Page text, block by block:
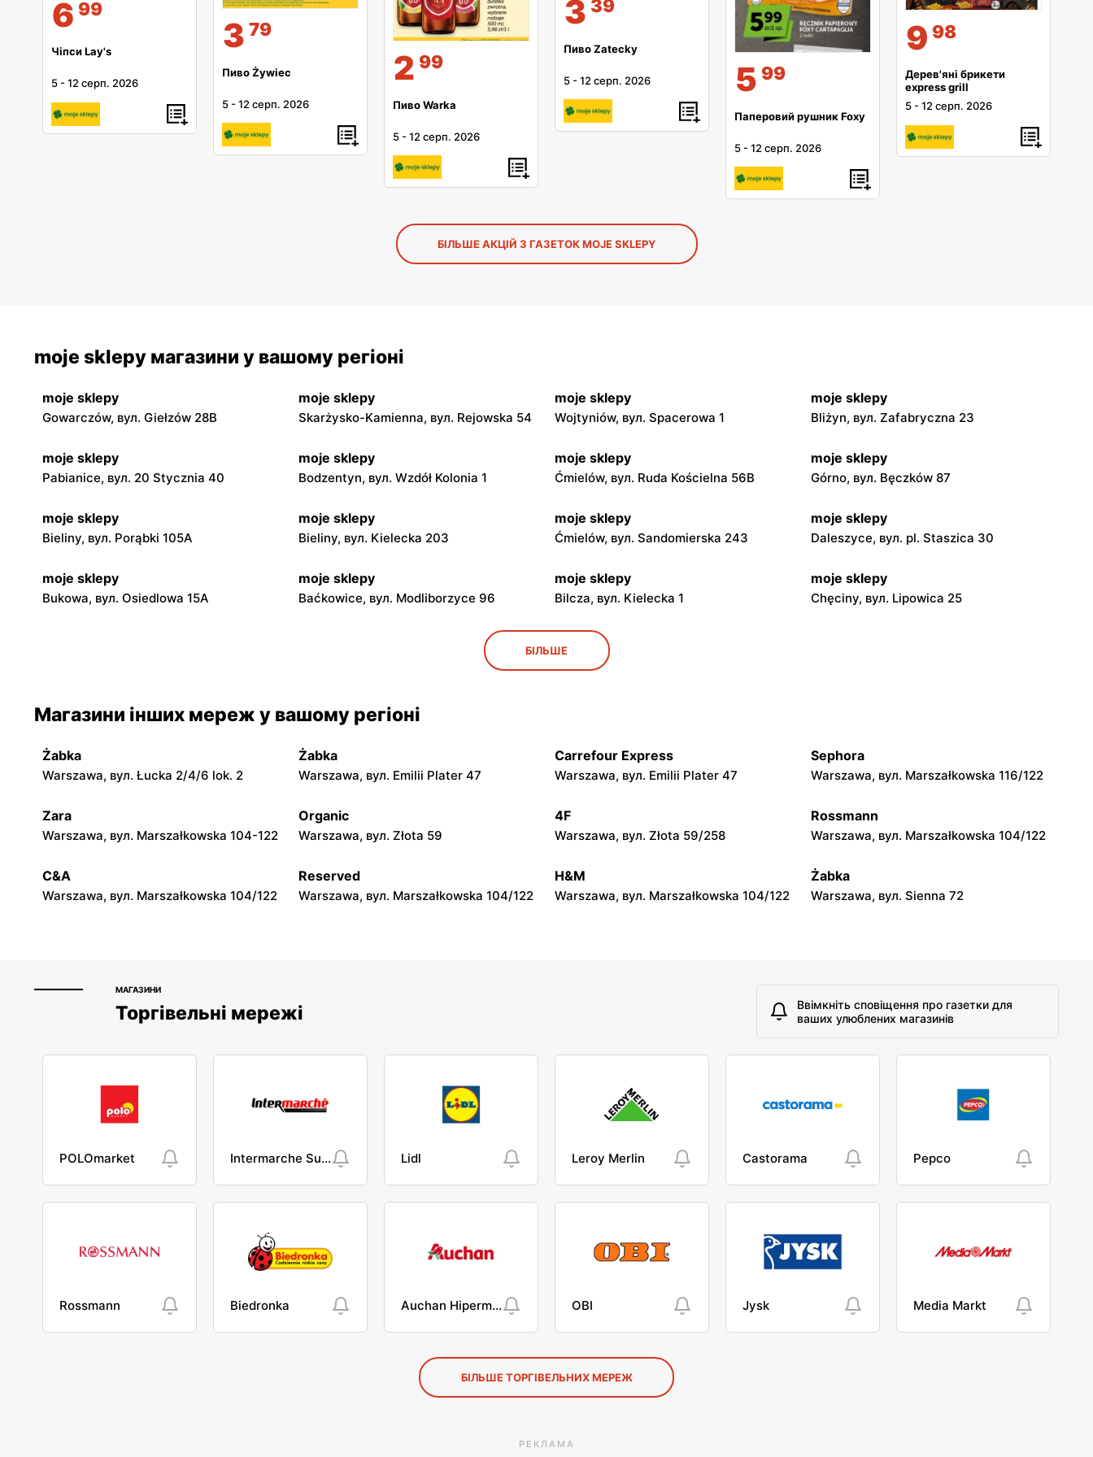
6 99
Чіпси Lay's
5 -12 серп. 2026
3 79
Пиво Żywiec
5 -12 серп. 2026
2 99
Пиво Warka
5 -12 серп. 2026
3 39
Пиво Zatecky
5 -12 серп. 2026 5 99
Паперовий рушник Foxy
5 -12 серп. 2026
9 98
Дерев'яні брикети
express grill
5 -12 серп. 2026
БІЛЬШЕ АКЦІЙ З ГАЗЕТОК MOJE SKLEPY
moje sklepy магазини у вашому регіоні
moje sklepy
Gowarczów, вул. Giełzów 28B
moje sklepy
Skarżysko-Kamienna, вул. Rejowska 54
moje sklepy
Wojtyniów, вул. Spacerowa 1
moje sklepy
Bliżyn, вул. Zafabryczna 23
moje sklepy
Pabianice, вул. 20 Stycznia 40
moje sklepy
Bodzentyn, вул. Wzdół Kolonia 1
moje sklepy
Ćmielów, вул. Ruda Kościelna 56B
moje sklepy
Górno, вул. Bęczków 87
moje sklepy
Bieliny, вул. Porąbki 105A
moje sklepy
Bieliny, вул. Kielecka 203
moje sklepy
Ćmielów, вул. Sandomierska 243
moje sklepy
Daleszyce, вул. pl. Staszica 30
moje sklepy
Bukowa, вул. Osiedlowa 15A
moje sklepy
Baćkowice, вул. Modliborzyce 96
moje sklepy
Bilcza, вул. Kielecka 1
moje sklepy
Chęciny, вул. Lipowica 25
moje sklepy
Gorzyce, вул. Szkolna 44
Jadachy, вул. Jadachy 111 Jeżowe, вул. Zalesie 77
moje sklepy
Górki, вул. Górki 71
moje sklepy
Gumniska, вул. Gumniska 157C
moje sklepy
Iwierzyce, вул. Iwierzyce 152A
moje sklepy
Tczew, вул. Franciszka Żwirki 61
moje sklepy
Hyżne, вул. Hyżne 100
moje sklepy
Jarosław, вул. Pełkińska 147
moje sklepy
Niebylec, вул. Niebylec 139
moje sklepy
Opole, вул. Grudzicka 45
БІЛЬШЕ
Магазини інших мереж у вашому регіоні
Żabka
Warszawa, вул. Łucka 2/4/6 lok. 2
Żabka
Warszawa, вул. Emilii Plater 47
Carrefour Express
Warszawa, вул. Emilii Plater 47
Sephora
Warszawa, вул. Marszałkowska 116/122
Zara
Warszawa, вул. Marszałkowska 104-122
Organic
Warszawa, вул. Złota 59
4F
Warszawa, вул. Złota 59/258
Rossmann
Warszawa, вул. Marszałkowska 104/122
C&A
Warszawa, вул. Marszałkowska 104/122
Reserved
Warszawa, вул. Marszałkowska 104/122
H&M
Warszawa, вул. Marszałkowska 104/122
Żabka
Warszawa, вул. Sienna 72
МАГАЗИНИ
Торгівельні мережі
Ввімкніть сповіщення про газетки для
ваших улюблених магазинів
POLOmarket Intermarche Super Lidl Leroy Merlin Castorama Pepco
Rossmann Biedronka Auchan Hipermarket OBI Jysk Media Markt
БІЛЬШЕ ТОРГІВЕЛЬНИХ МЕРЕЖ
РЕКЛАМА